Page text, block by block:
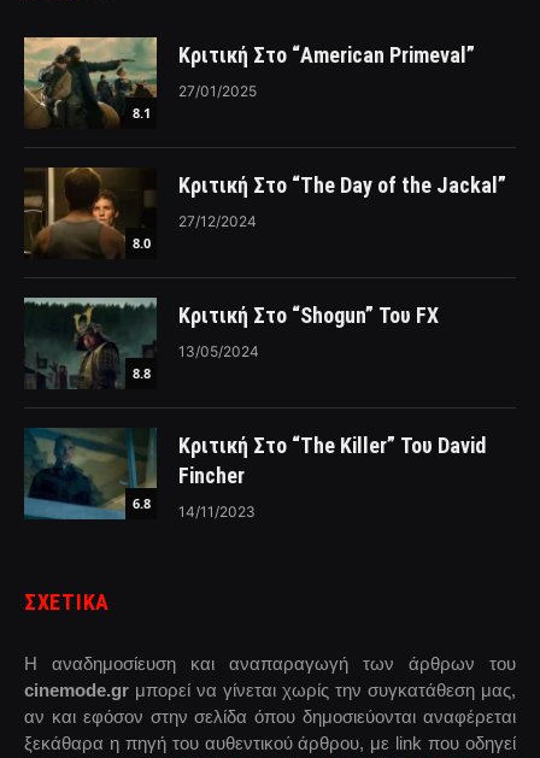
8.1
Κριτική Στο “American Primeval”
27/01/2025
8.0
Κριτική Στο “The Day of the Jackal”
27/12/2024
8.8
Κριτική Στο “Shogun” Του FX
13/05/2024
6.8
Κριτική Στο “The Killer” Του David
Fincher
14/11/2023
ΣΧΕΤΙΚΑ
Η αναδημοσίευση και αναπαραγωγή των άρθρων του
cinemode.gr μπορεί να γίνεται χωρίς την συγκατάθεση μας,
αν και εφόσον στην σελίδα όπου δημοσιεύονται αναφέρεται
ξεκάθαρα η πηγή του αυθεντικού άρθρου, με link που οδηγεί